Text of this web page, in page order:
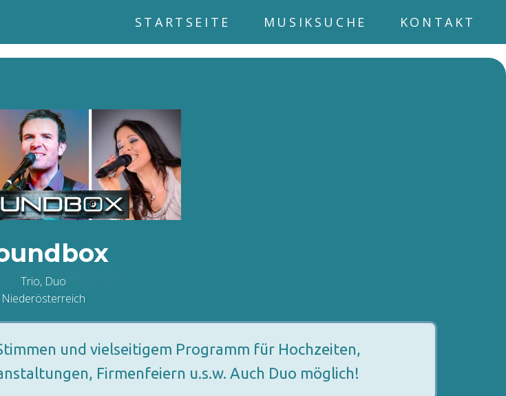
STARTSEITE MUSIKSUCHE KONTAKT
Trio, Duo
Niederösterreich
und vielseitigem Programm für Hochzeiten,
Firmenfeiern u.s.w. Auch Duo möglich!